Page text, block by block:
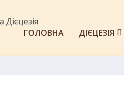
ГОЛОВНА ДІЄЦЕЗІЯ